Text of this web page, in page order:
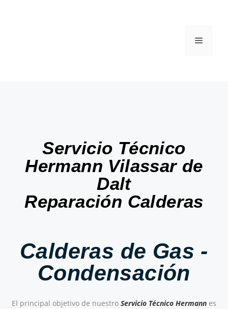
Servicio Técnico
Hermann Vilassar de
Dalt
Reparación Calderas
Calderas de Gas -
Condensación
El principal objetivo de nuestro Servicio Técnico Hermann es